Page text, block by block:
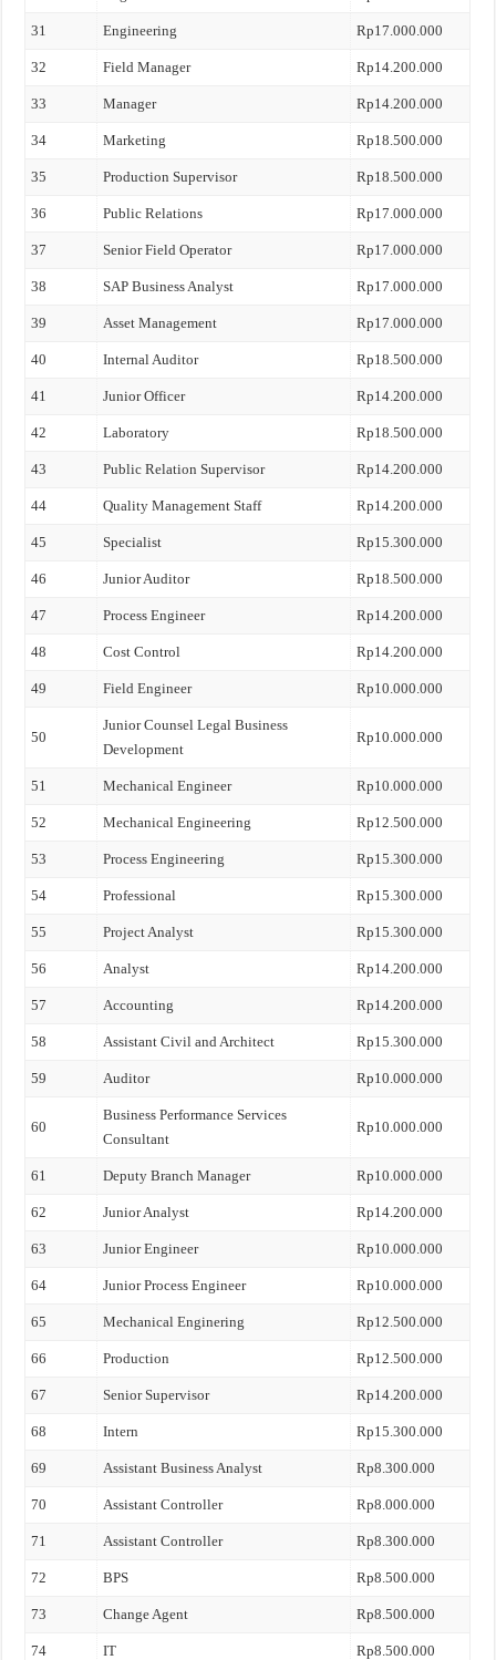
31 Engineering Rp17.000.000
32 Field Manager Rp14.200.000
33 Manager Rp14.200.000
34 Marketing Rp18.500.000
35 Production Supervisor Rp18.500.000
36 Public Relations Rp17.000.000
37 Senior Field Operator Rp17.000.000
38 SAP Business Analyst Rp17.000.000
39 Asset Management Rp17.000.000
40 Internal Auditor Rp18.500.000
41 Junior Officer Rp14.200.000
42 Laboratory Rp18.500.000
43 Public Relation Supervisor Rp14.200.000
44 Quality Management Staff Rp14.200.000
45 Specialist Rp15.300.000
46 Junior Auditor Rp18.500.000
47 Process Engineer Rp14.200.000
48 Cost Control Rp14.200.000
49 Field Engineer Rp10.000.000
50
Junior Counsel Legal Business
Development
Rp10.000.000
51 Mechanical Engineer Rp10.000.000
52 Mechanical Engineering Rp12.500.000
53 Process Engineering Rp15.300.000
54 Professional Rp15.300.000
55 Project Analyst Rp15.300.000
56 Analyst Rp14.200.000
57 Accounting Rp14.200.000
58 Assistant Civil and Architect Rp15.300.000
59 Auditor Rp10.000.000
60
Business Performance Services
Consultant
Rp10.000.000
61 Deputy Branch Manager Rp10.000.000
62 Junior Analyst Rp14.200.000
63 Junior Engineer Rp10.000.000
64 Junior Process Engineer Rp10.000.000
65 Mechanical Enginering Rp12.500.000
66 Production Rp12.500.000
67 Senior Supervisor Rp14.200.000
68 Intern Rp15.300.000
69 Assistant Business Analyst Rp8.300.000
70 Assistant Controller Rp8.000.000
71 Assistant Controller Rp8.300.000
72 BPS Rp8.500.000
73 Change Agent Rp8.500.000
74 IT Rp8.500.000